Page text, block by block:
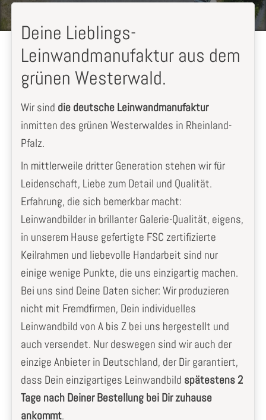
Deine Lieblings-
Leinwandmanufaktur aus dem
grünen Westerwald.
Wir sind die deutsche Leinwandmanufaktur
inmitten des grünen Westerwaldes in Rheinland-
Pfalz.
In mittlerweile dritter Generation stehen wir für
Leidenschaft, Liebe zum Detail und Qualität.
Erfahrung, die sich bemerkbar macht:
Leinwandbilder in brillanter Galerie-Qualität, eigens,
in unserem Hause gefertigte FSC zertifizierte
Keilrahmen und liebevolle Handarbeit sind nur
einige wenige Punkte, die uns einzigartig machen.
Bei uns sind Deine Daten sicher: Wir produzieren
nicht mit Fremdfirmen, Dein individuelles
Leinwandbild von A bis Z bei uns hergestellt und
auch versendet. Nur deswegen sind wir auch der
einzige Anbieter in Deutschland, der Dir garantiert,
dass Dein einzigartiges Leinwandbild spätestens 2
Tage nach Deiner Bestellung bei Dir zuhause
ankommt.